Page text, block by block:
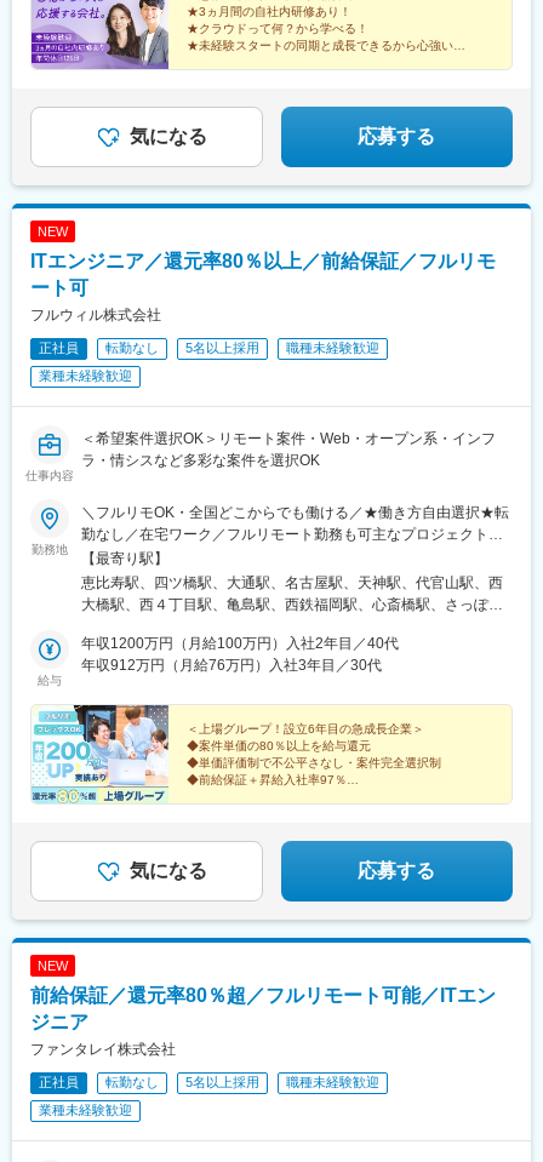
駅、八日市駅、倉敷市駅、岡山駅、津山駅、広島駅、福山駅、呉
駅、西条駅(広島県)、尾道駅、下関駅、山口駅(山口県)、宇部駅、
鳥取駅、米子駅、境港駅、松江駅、出雲市駅、高知駅、古津賀
駅、ＪＲ松山駅前駅、今治駅、宇和島駅、高松駅(香川県)、丸亀
駅、筑紫駅、天神駅、大分駅、別府駅(大分県)、中津駅(大分県)、
宮崎駅、延岡駅、都城駅、鹿児島駅、熊本駅、佐賀駅、長崎駅(長
崎県)、佐世保駅、那覇空港駅(鉄道)、秋葉原駅、高田馬場駅、綾
瀬駅、豊田駅、溝の口駅、なんば駅(地下鉄)、心斎橋駅、天王寺
駅、金山駅(愛知県)、伏見駅(愛知県)、博多駅、中洲川端駅、山科
ぽろ駅、函館駅前駅、津軽五所川原駅、田茂山駅、あおば通駅、
曽根田駅、鷹巣駅、工機前駅、佐貫駅、宇都宮駅東口駅、今市
駅、中央前橋駅、西桐生駅、北朝霞駅、池ノ上駅、蓮沼駅、西葛
西駅、牛田駅(東京都)、板橋区役所前駅、京王八王子駅、北品川
駅、赤羽岩淵駅、新宿駅(東京メトロ)、東池袋駅、不動前駅、住吉
駅(東京都)、六本木一丁目駅、布田駅、稲荷町駅(東京都)、立川北
駅、三越前駅、二重橋前駅、桜街道駅、京成船橋駅、京成千葉
逗子・葉山駅、西松本駅、岩村田駅、南豊科駅、上大月駅、志貴
野中学校前駅、新魚津駅、北鉄金沢駅、福井駅、新浜松駅、新静
各務原駅、新可児駅、ＪＲ河内永和駅、大阪梅田駅(阪急線)、九条
駅(京都府)、田中口駅、山陽姫路駅、西宮駅、山陽明石駅、ハーバ
ーランド駅、宝塚南口駅、新伊丹駅、芦屋川駅、上栄町駅、新八
日市駅、倉敷駅、岡山駅前駅、電鉄出雲市駅、高知駅前駅、宮田
町駅、高松築港駅、眉山ロープウェイ山麓駅、西鉄福岡駅、鹿児
本町駅、西早稲田駅、青井駅、高津駅(神奈川県)、大阪難波駅、大
阪阿部野橋駅、東別院駅、丸の内駅(愛知県)、祇園駅(福岡県)、櫛
駅、松風町駅、広瀬通駅、東宿郷駅、東北沢駅、京成関屋駅、新
宿三丁目駅、都電雑司ケ谷駅、麻布十番駅、京成上野駅、立川南
駅、茅場町駅、京橋駅(東京都)、東海神駅、栄町駅(千葉県)、汐入
駅、高島町駅、電鉄富山駅、広小路駅(富山県)、七ツ屋駅、新福井
駅、第一通り駅、日吉町駅、駅前駅、名鉄名古屋駅、河内永和
大手町駅(愛媛県)、天神南駅、桜島桟橋通駅、二本木口駅、五島町
駅、中佐世保駅、末広町駅(東京都)、下落合駅、武蔵溝ノ口駅、な
んば駅(南海線)、長堀橋駅、天王寺駅前駅、栄駅(愛知県)、呉服町
駅(福岡県)、四宮駅、京成八幡駅
り。個人の頑張りに応じて評価します。【年収例】年収450万円
（経験2年入社）年収750万円（経験3年入社）年収950万円（経験
5年入社）
★3ヵ月間の自社内研修あり！
★クラウドって何？から学べる！
★未経験スタートの同期と成長できるから心強い！
気になる 応募する
NEW
ITエンジニア／還元率80％以上／前給保証／フルリモ
ート可
フルウィル株式会社
正社員 転勤なし 5名以上採用
職種未経験歓迎
業種未経験歓迎
仕事内容
＜希望案件選択OK＞リモート案件・Web・オープン系・インフ
ラ・情シスなど多彩な案件を選択OK
勤務地
＼フルリモOK・全国どこからでも働ける／★働き方自由選択★転
勤なし／在宅ワーク／フルリモート勤務も可主なプロジェクト先
関東・関西・北海道・愛知・福岡のプロジェクト先◎U/Iターン歓
迎！ ※ご自身のご希望や居住地を考慮し、決定します。 ※転居
を伴う転勤はありません。◎自動車通勤可能な案件もあり本社／
駅」徒歩1分└東京メトロ日比谷線「恵比寿駅」徒歩3分大阪支社
／大阪府大阪市西区新町1丁目6-23 四ツ橋大川ビル9階└大阪メト
駅」 徒歩5分札幌支社／北海道札幌市中央区北一条西3-3 ばらと北
一条ビル9階└地下鉄「大通」駅徒歩3分└地下鉄「さっぽろ」駅徒
歩5分└JR「札幌」駅徒歩7分名古屋支社／愛知県名古屋市西区名
駅2-34-17 セントラル名古屋11階└「名古屋駅」徒歩8分博多支社
／福岡県福岡市中央区天神1-9-17 福岡天神フコク生命ビル15階
【最寄り駅】
恵比寿駅、四ツ橋駅、大通駅、名古屋駅、天神駅、代官山駅、西
大橋駅、西４丁目駅、亀島駅、西鉄福岡駅、心斎橋駅、さっぽろ
給与
年収1200万円（月給100万円）入社2年目／40代
年収912万円（月給76万円）入社3年目／30代
＜上場グループ！設立6年目の急成長企業＞
◆案件単価の80％以上を給与還元
◆単価評価制で不公平さなし・案件完全選択制
◆前給保証＋昇給入社率97％
気になる 応募する
NEW
前給保証／還元率80％超／フルリモート可能／ITエン
ジニア
ファンタレイ株式会社
正社員 転勤なし 5名以上採用
職種未経験歓迎
業種未経験歓迎